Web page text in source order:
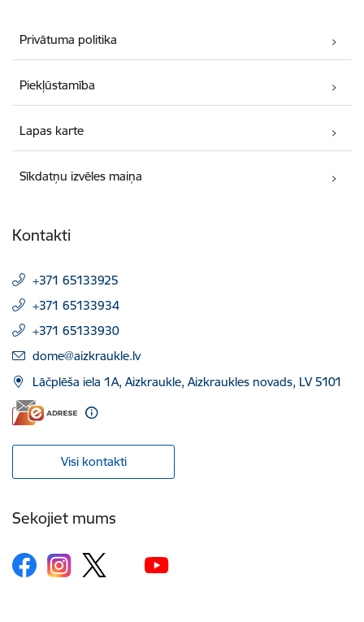
Privātuma politika
Piekļūstamība
Lapas karte
Sīkdatņu izvēles maiņa
Kontakti
+371 65133925
+371 65133934
+371 65133930
E-pasts:
dome@aizkraukle.lv
Lāčplēša iela 1A, Aizkraukle, Aizkraukles novads, LV 5101
Visi kontakti
Sekojiet mums